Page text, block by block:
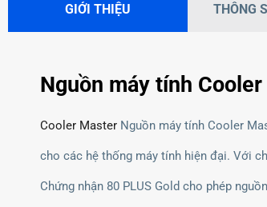
GIỚI THIỆU THÔNG
Nguồn máy tính Cooler
Cooler Master Nguồn máy tính Cooler
cho các hệ thống máy tính hiện đại. Với
Chứng nhận 80 PLUS Gold cho phép